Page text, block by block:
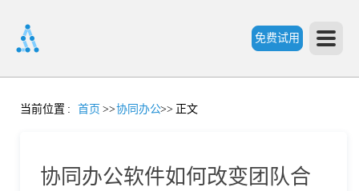
免费试用
首
当前位置 : 首页 >>协同办公>> 正文
协同办公软件如何改变团队合